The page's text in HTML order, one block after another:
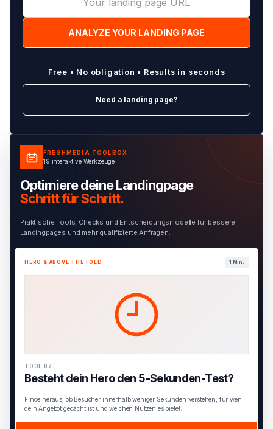
Free • No obligation • Results in seconds
Need a landing page?
FRESHMEDIA TOOLBOX
19 interaktive Werkzeuge
Optimiere deine Landingpage
Schritt für Schritt.
Praktische Tools, Checks und Entscheidungsmodelle für bessere
Landingpages und mehr qualifizierte Anfragen.
HERO & ABOVE THE FOLD 1 Min.
TOOL 02
Besteht dein Hero den 5-Sekunden-Test?
Finde heraus, ob Besucher innerhalb weniger Sekunden verstehen, für wen
dein Angebot gedacht ist und welchen Nutzen es bietet.